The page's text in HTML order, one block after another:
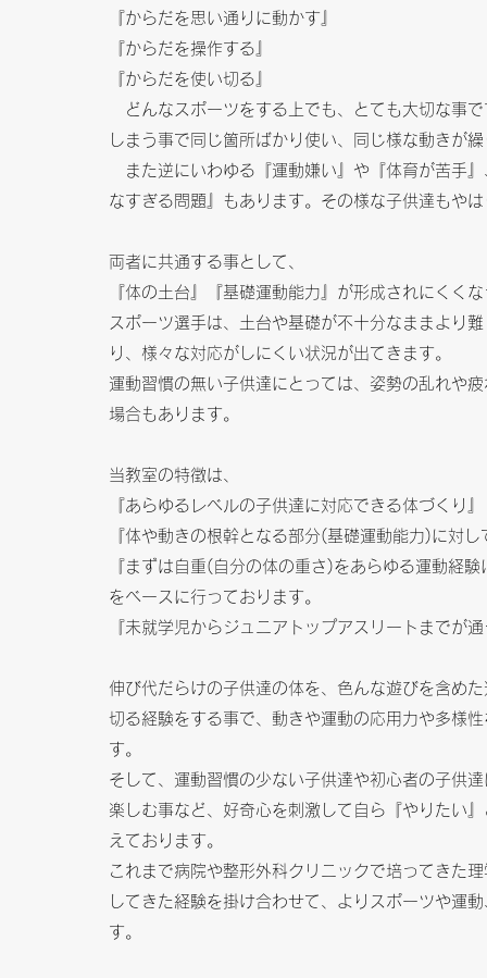
『からだを思い通りに動かす』
『からだを操作する』
『からだを使い切る』
どんなスポーツをする上でも、とても大切な事
しまう事で同じ箇所ばかり使い、同じ様な動きが
また逆にいわゆる『運動嫌い』や『体育が苦手
なすぎる問題』もあります。その様な子供達もや
両者に共通する事として、
『体の土台』『基礎運動能力』が形成されにくく
スポーツ選手は、土台や基礎が不十分なままより
り、様々な対応がしにくい状況が出てきます。
運動習慣の無い子供達にとっては、姿勢の乱れや
場合もあります。
当教室の特徴は、
『あらゆるレベルの子供達に対応できる体づくり』
『体や動きの根幹となる部分(基礎運動能力)に対
『まずは自重(自分の体の重さ)をあらゆる運動経
をベースに行っております。
『未就学児からジュニアトップアスリートまでが
伸び代だらけの子供達の体を、色んな遊びを含め
切る経験をする事で、動きや運動の応用力や多様
す。
そして、運動習慣の少ない子供達や初心者の子供
楽しむ事など、好奇心を刺激して自ら『やりたい
えております。
これまで病院や整形外科クリニックで培ってきた
してきた経験を掛け合わせて、よりスポーツや運
す。